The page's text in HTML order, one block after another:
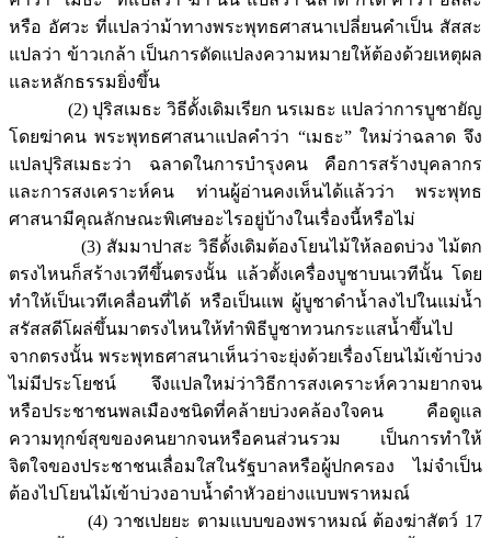
หรือ อัศวะ ที่แปลว่าม้าทางพระพุทธศาสนาเปลี่ยนคำเป็น สัสสะ
แปลว่า ข้าวเกล้า เป็นการดัดแปลงความหมายให้ต้องด้วยเหตุผล
และหลักธรรมยิ่งขึ้น
(2) ปุริสเมธะ วิธีดั้งเดิมเรียก นรเมธะ แปลว่าการบูชายัญ
โดยฆ่าคน พระพุทธศาสนาแปลคำว่า “เมธะ” ใหม่ว่าฉลาด จึง
แปลปุริสเมธะว่า ฉลาดในการบำรุงคน คือการสร้างบุคลากร
และการสงเคราะห์คน ท่านผู้อ่านคงเห็นได้แล้วว่า พระพุทธ
ศาสนามีคุณลักษณะพิเศษอะไรอยู่บ้างในเรื่องนี้หรือไม่
(3) สัมมาปาสะ วิธีดั้งเดิมต้องโยนไม้ให้ลอดบ่วง ไม้ตก
ตรงไหนก็สร้างเวทีขึ้นตรงนั้น แล้วตั้งเครื่องบูชาบนเวทีนั้น โดย
ทำให้เป็นเวทีเคลื่อนที่ได้ หรือเป็นแพ ผู้บูชาดำน้ำลงไปในแม่น้ำ
สรัสสดีโผล่ขึ้นมาตรงไหนให้ทำพิธีบูชาทวนกระแสน้ำขึ้นไป
จากตรงนั้น พระพุทธศาสนาเห็นว่าจะยุ่งด้วยเรื่องโยนไม้เข้าบ่วง
ไม่มีประโยชน์ จึงแปลใหม่ว่าวิธีการสงเคราะห์ความยากจน
หรือประชาชนพลเมืองชนิดที่คล้ายบ่วงคล้องใจคน คือดูแล
ความทุกข์สุขของคนยากจนหรือคนส่วนรวม เป็นการทำให้
จิตใจของประชาชนเลื่อมใสในรัฐบาลหรือผู้ปกครอง ไม่จำเป็น
ต้องไปโยนไม้เข้าบ่วงอาบน้ำดำหัวอย่างแบบพราหมณ์
(4) วาชเปยยะ ตามแบบของพราหมณ์ ต้องฆ่าสัตว์ 17